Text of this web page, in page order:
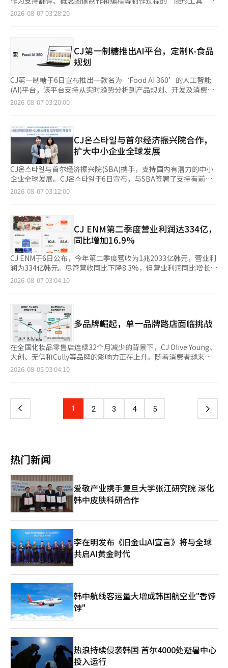
译与编辑。
编辑。
示，外部平台接触到内容的客户转移到CJ온스타일应用进行商品购
买，形成了良性循环，从而同时改善了客户基础和购买转化率。从
运营，这也被认为是营业利润增长的原因之一。CJ ENM相关人士
表示：“下半年我们将继续扩大平台客户基础，通过内容和音乐IP
的业务多元化以及全球分销的扩大，保持盈利改善的趋势。”※
本报道经人工智能（AI）系统翻译与编辑。
而现在，越来越多的案例显示，AI制作的游戏、视频和广告等结果
的事实，生成型AI不仅在游戏开发过程中迅速扩展，也逐渐成为最
终内容的一部分。市场调研机构BrandView Research预测，全球
生成型AI内容制作市场将每年增长超过30%，到2030年规模将达
到数十万亿韩元。这表明，生成型AI正在从简单实验迈向形成新的
产业链的阶段。 “我们是用AI制作的”……生成型AI全面登场
Shift Up于上月31日发布了《Stella Blade: Blood Rain》的原声
带音乐视频《Wanna Be in Love》。该作品大部分视频由基于公
角色和世界观，AI成果的突出展示被认为是与传统游戏行业的不同
尝试。过去，游戏公司主要在内部制作过程中使用AI，主要用于提
高开发效率，如概念图像制作、翻译、编程和会议材料制作等。
Nexon Games也在组织内部以提高工作效率和改善工作流程为中
心使用AI，并在集团层面上超越将AI附加到现有工作中，专注于建
立新的开发流程。尤其是对于人力和资本较少的小型开发工作室，
通过引入生成型AI，可以获得与大型公司相当的生产力。游戏行业
的数据显示，在概念艺术和视频资产工作中使用AI，可以将初期制
理念相吻合。金代表在今年初的经济增长战略国民报告会上表
示：“中国游戏公司在一个项目中可能投入1000到2000人”，并
指出“在绝对人力上难以抗衡，未来AI的能力将决定行业竞争
力”。此次项目也被解读为其积极在制作过程中全面使用AI的战略
延续。用户的反应不一，有人指出视频的动作略显不自然。然而，
业内人士认为，此案例的意义在于AI从“隐形制作工具”扩展
为“用户直接消费的内容”。 超越使用AI的时代……现在关键在
于“如何使用” 将AI置于前台的趋势并不仅限于游戏。在广播和视
消灭北韩对南方的间谍总局副局长的任务，出现了车辆追逐、枪战
和桥梁坠落的场景，这段约3分钟的画面完全由生成型AI制作。观
众关注演员的动作和演出，但实际上是AI实现的画面，事后被披
露，引发热议。CJ ENM也在商业化AI基础的虚拟间接广告
（VPPL），并在内容制作过程中全面应用AI。VPPL与传统的PPL
方式不同，拍摄完成后，利用AI可以自然地插入或替换产品。广告
主在拍摄后仍可决定是否执行，而制作方则可以在不重新拍摄的情
成本和时间，扩大了应用范围。 然而，并非所有以AI为主的内容都
获得积极评价。Pearl Abyss在今年初因《红色沙漠》游戏中某些
绘画资产的手指表现引发用户对使用生成型AI的质疑，随后公司道
大量生产但缺乏创意的游戏被称为“游戏垃圾”（Game
Slop），并受到负面评价。业内人士认为，AI的使用与否并不是关
键，结果的质量、创意，以及使用AI的透明度将决定用户的信任。
业内普遍认为，生成型AI的使用将进一步增加。在广告、音乐视
频、游戏过场动画、电视剧后期制作等内容制作的各个环节，AI的
应用是自然而然的趋势。然而，未来的竞争力将取决于AI的实现质
量，以及能否向用户透明地解释这一过程。※ 本报道经人工智能
（AI）系统翻译与编辑。
2026-08-07 03:28:20
CJ第一制糖推出AI平台，定制K-食品
规划
CJ第一制糖于6日宣布推出一款名为‘Food AI 360’的人工智能
(AI)平台，该平台支持从实时趋势分析到产品规划、开发及消费者
反应评估的全过程。 Food AI 360是由食品营销部门与AX/DX负责
平台旨在分析消费者兴趣变化和市场动态，提前预测趋势，并迅速
转化为产品创意。 CJ第一制糖在去年6月首先在国内业务中应用了
该平台，并于今年6月底完成在美国的引入。该平台计划实时分析
美国市场的消费趋势和消费者反应，以便用于当地的产品规划和营
销。 该平台还搭载了支持新产品概念生成和评估的‘概念工作
室’功能。AI根据趋势建议产品方向、主要特点和包装形式，并提
前预测消费者反应，从而提高规划和决策的效率。 实际上，CJ第
一制糖已经利用Food AI 360推出了多款新产品。6月推出的‘抹茶
例。‘Bibigo三文鱼牛排’在上市6个月内销量超过140万件，正
是基于对蛋白质食品消费向三文鱼等水产蛋白多样化趋势的分析而
开发的。 此外，CJ第一制糖还基于AI分析结果，将‘饭’、‘再
再’、‘Bibigo’等现有代表品牌多元化，拓展至零食和饮料等
新类别，丰富品牌体验。 CJ第一制糖表示，未来将逐步在日本和
欧洲等主要海外市场引入Food AI 360，持续扩大基于AI的产品规
划体系。 CJ第一制糖相关人士表示：“Food AI 360是一个将趋势
分析、消费者评估和商品化全过程连接起来的平台，我们将持续增
道经人工智能（AI）系统翻译与编辑。
2026-08-07 03:20:00
CJ온스타일与首尔经济振兴院合作，
扩大中小企业全球发展
CJ온스타일与首尔经济振兴院(SBA)携手，支持国内有潜力的中小
企业全球发展。CJ온스타일于6日宣布，与SBA签署了支持有前景
的中小企业发掘、培育及海外进出的合作协议(MOU)。前一天在首
议旨在结合CJ온스타일的品牌发掘、培育及内容电商能力与SBA的
中小企业支持基础设施及全球网络，以支持国内中小企业品牌的海
外发展。双方计划共同发掘有前景的中小企业，利用内容进行市场
验证，并逐步支持国内外销售渠道的拓展及全球进出。此外，还将
利用海外展会、博览会及当地分销商、买家网络，并共同推动与全
球活动“首尔콘(SEOULCon)”相关的营销和直播电商。金贤宇首
尔经济振兴院代表理事表示：“首尔有前景的中小企业在全球舞台
上腾飞的实际机会将得到扩大。”CJ온스타일相关人士补充
长。”另外，CJ온스타일表示，从上个月3日至7日举行的夏季黑色
星期五活动“Come on Black Friday”中，移动应用安装数量较
去年同期增长了124%。※ 本报道经人工智能（AI）系统翻译与编
辑。
2026-08-07 03:12:00
CJ ENM第二季度营业利润达334亿，
同比增加16.9%
CJ ENM于6日公布，今年第二季度营收为1兆2033亿韩元，营业利
润为334亿韩元。尽管营收同比下降8.3%，但营业利润同比增长
16.9%。具体来看，娱乐部门的营收同比下降13.7%，为8005亿韩
利润增长21.2%，达260亿韩元。这得益于基于短视频内容的应用
竞争力增强和移动直播电商（MLC）的快速增长。从各部门来看，
媒体平台的营收同比增长19.0%，达3800亿韩元，营业利润为110
亿韩元，实现了扭亏为盈。媒体平台部门通过全球合作伙伴关系扩
大品牌影响力，以及KBO和原创内容的成功，推动了增长。在
Tving方面，Tving此前与HBO Max和Disney+签署了合作协议，
已在日本及亚太17个国家以品牌馆的形式推出。然而，由于世界杯
等大型活动导致广告市场集中，整体需求疲软，电视广告收入下降
20.9%。电影和电视剧部门的营收同比下降53.7%，为1902亿韩
独销售，以建立稳定的全球分销基础，同时，综艺内容的需求持续
增长，表现出稳健的增长势头。然而，全球工作室FIFTH SEASON
过将直播节目编辑成短视频内容，积极在YouTube、Instagram和
（MLC）的交易额同比增长161.3%，应用新安装量增长25.6%，
月活跃用户数（MAU）增长10.5%。CJ ENM相关人士表示：“媒
体平台部门成功扭亏为盈，证明了平台业务的体质改善，同时利
用‘厨师兵传奇’等内容IP扩展了附加业务，音乐艺术家的表现也
十分突出。”他还表示：“下半年将继续扩大平台客户基础，同时
通过内容和音乐IP的业务多元化及全球分销扩展，持续改善盈利能
力。”※ 本报道经人工智能（AI）系统翻译与编辑。
2026-08-07 03:04:10
多品牌崛起，单一品牌路店面临挑战
在全国化妆品零售店连续32个月减少的背景下，CJ Olive Young、
大创、无信和Cully等品牌的影响力正在上升。随着消费者越来越
倾向于比较价格、成分和评价，单一品牌的路店正被多品牌商店和
品零售店数量为34,232家，比去年同期减少了2,176家（6.0%）。
减少了4,926家（12.6%）。路店品牌的店铺减少也十分明显。阿
莫瑞太平洋的美容编辑店Aritaum的加盟店从2022年的522家减少
动态》显示，今年第二季度在线化妆品交易额达4.1577万亿韩元，
同比增长20.4%。6月的移动交易额为1.0036万亿韩元，占在线化
妆品交易总额的79.4%。 在实体店方面，Olive Young和大创正在
吸收路店的需求。Olive Young的门店数量从2021年的1,265家增
加到去年的1,381家。今年6月底略微减少至1,367家，但仍比2021
年增加了8.1%。该品牌通过全国门店与在线商城的联动，提供商
品排名、评价、当日配送和门店自取服务，逐渐成为化妆品流通平
台的重要角色。 大创则通过140多个品牌和2000多种5000韩元以
下的产品，满足低价化妆品的需求。大创的门店数量从2021年的
1,390家增加到2022年的1,442家，2023年达到1,519家，2024年
预计将增至1,576家，2025年将超过1,600家。大型化妆品公司和
独立品牌纷纷推出大创专用的小容量产品，使其成为消费者轻松试
购的渠道。 无信和Cully也在扩大美容业务。无信的Mega Store成
增长了约35%。Cully的2023年第一季度交易额也比去年同期增长
了20.2%。 业内人士表示：“路店的减少不仅仅是线下门店数量的
减少，而是化妆品购买方式本身正在发生变化。”他指出，“销售
正在向多品牌渠道和在线转移，自有门店则逐渐转变为品牌体验的
空间。”
2026-08-05 03:04:10
上
页
1 2 3 4 5 下
热门新闻
爱敬产业携手复旦大学张江研究院 深化
韩中皮肤科研合作
李在明发布《旧金山AI宣言》将与全球
共启AI黄金时代
韩中航线客运量大增成韩国航空业"香饽
饽"
热浪持续侵袭韩国 首尔4000处避暑中心
投入运行